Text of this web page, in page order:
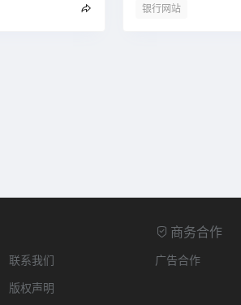
银行网站
联系我们
版权声明
商务合作
广告合作